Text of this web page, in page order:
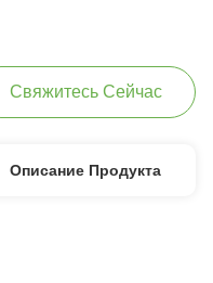
Свяжитесь Сейчас
Описание Продукта